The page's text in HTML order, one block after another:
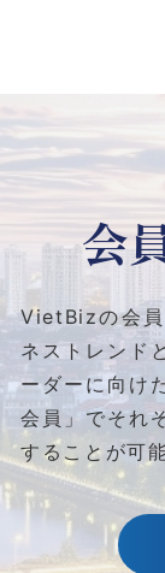
会
VietBizの会員
ネストレンド
ーダーに向け
会員」でそれ
することが可